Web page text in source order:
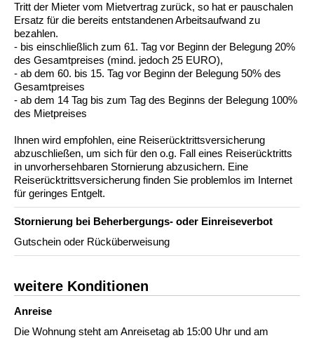
Tritt der Mieter vom Mietvertrag zurück, so hat er pauschalen
Ersatz für die bereits entstandenen Arbeitsaufwand zu
bezahlen.
- bis einschließlich zum 61. Tag vor Beginn der Belegung 20%
des Gesamtpreises (mind. jedoch 25 EURO),
- ab dem 60. bis 15. Tag vor Beginn der Belegung 50% des
Gesamtpreises
- ab dem 14 Tag bis zum Tag des Beginns der Belegung 100%
des Mietpreises
Ihnen wird empfohlen, eine Reiserücktrittsversicherung
abzuschließen, um sich für den o.g. Fall eines Reiserücktritts
in unvorhersehbaren Stornierung abzusichern. Eine
Reiserücktrittsversicherung finden Sie problemlos im Internet
für geringes Entgelt.
Stornierung bei Beherbergungs- oder Einreiseverbot
Gutschein oder Rücküberweisung
weitere Konditionen
Anreise
Die Wohnung steht am Anreisetag ab 15:00 Uhr und am